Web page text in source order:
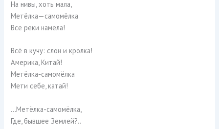
На нивы, хоть мала,
Метёлка—самомёлка
Все реки намела!
Всё в кучу: слон и кролка!
Америка, Китай!
Метёлка-самомёлка
Мети себе, катай!
…Метёлка-самомёлка,
Где, бывшее Землей?..